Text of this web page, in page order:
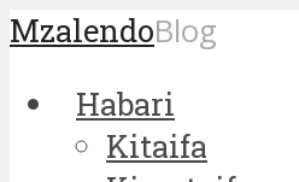
MzalendoBlog
Habari
Kitaifa